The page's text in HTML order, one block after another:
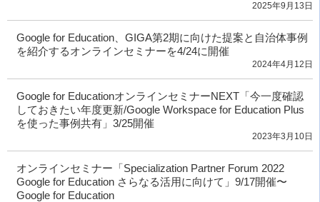
2025年9月13日
Google for Education、GIGA第2期に向けた提案と自治体事例
を紹介するオンラインセミナーを4/24に開催
2024年4月12日
Google for EducationオンラインセミナーNEXT「今一度確認
しておきたい年度更新/Google Workspace for Education Plus
を使った事例共有」3/25開催
2023年3月10日
オンラインセミナー「Specialization Partner Forum 2022
Google for Education さらなる活用に向けて」9/17開催〜
Google for Education